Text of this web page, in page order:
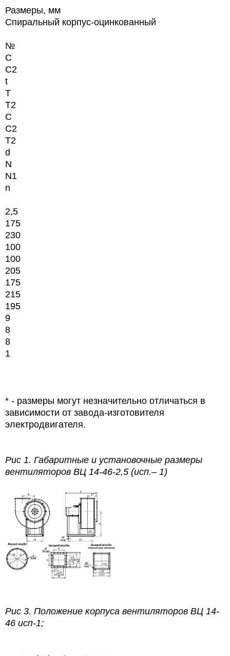
Размеры, мм
Спиральный корпус-оцинкованный
№
C
C2
t
T
T2
C
C2
T2
d
N
N1
n
2,5
175
230
100
100
205
175
215
195
9
8
8
1
* - размеры могут незначительно отличаться в
зависимости от завода-изготовителя
электродвигателя.
Рис 1. Габаритные и установочные размеры
вентиляторов ВЦ 14-46-2,5 (исп.– 1)
Рис 3. Положение корпуса вентиляторов ВЦ 14-
46 исп-1;